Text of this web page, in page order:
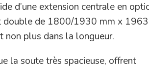
d’une extension centrale en
double de 1800/1930 mm x
plus dans la longueur.
la soute très spacieuse, offrent